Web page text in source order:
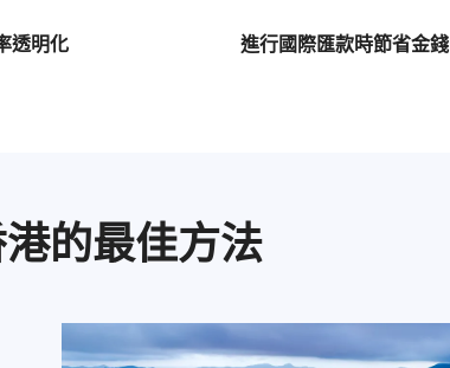
透明化 進行國際匯款時節省金錢
的最佳方法